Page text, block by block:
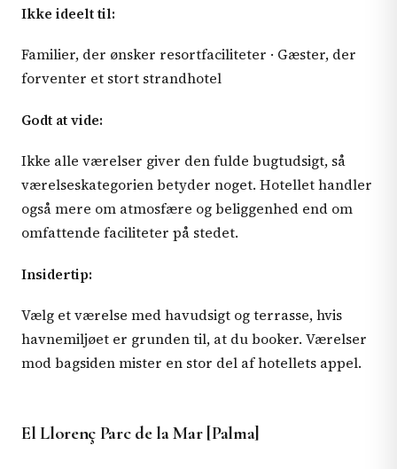
Ikke ideelt til:
Familier, der ønsker resortfaciliteter · Gæster, der
forventer et stort strandhotel
Godt at vide:
Ikke alle værelser giver den fulde bugtudsigt, så
værelseskategorien betyder noget. Hotellet handler
også mere om atmosfære og beliggenhed end om
omfattende faciliteter på stedet.
Insidertip:
Vælg et værelse med havudsigt og terrasse, hvis
havnemiljøet er grunden til, at du booker. Værelser
mod bagsiden mister en stor del af hotellets appel.
El Llorenç Parc de la Mar [Palma]